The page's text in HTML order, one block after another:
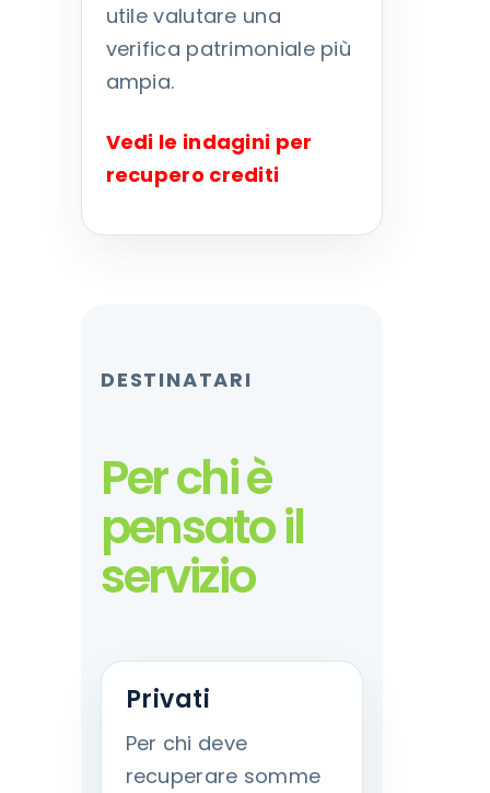
utile valutare una
verifica patrimoniale più
ampia.
Vedi le indagini per
recupero crediti
DESTINATARI
Per chi è
pensato il
servizio
Privati
Per chi deve
recuperare somme